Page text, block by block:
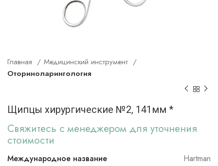
Главная
Медицинский инструмент
Оториноларингология
Щипцы хирургические №2, 141мм *
Свяжитесь с менеджером для уточнения
стоимости
Международное название
Hartman